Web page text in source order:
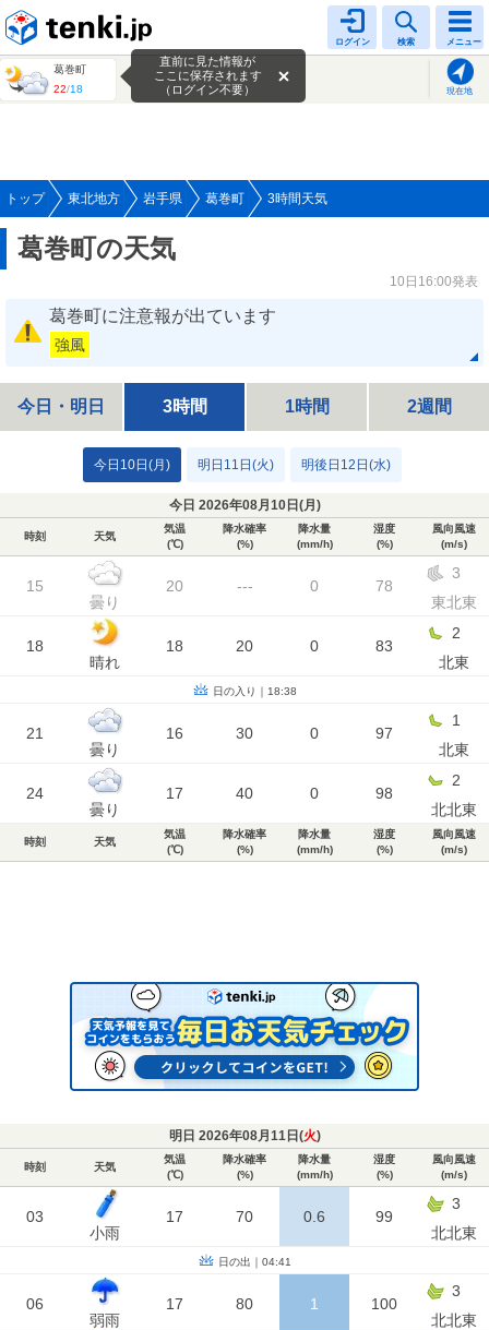
ログイン 検索 メニュー
葛巻町
22/18 現在地
直前に見た情報が
ここに保存されます
（ログイン不要）
トップ 東北地方 岩手県 葛巻町 3時間天気
葛巻町の天気
10日16:00発表
葛巻町に注意報が出ています
強風
今日・明日 3時間 1時間 2週間
今日10日(月) 明日11日(火) 明後日12日(水)
今日 2026年08月10日(月 )
時刻 天気
気温
(℃)
降水確率
(%)
降水量
(mm/h)
湿度
(%)
風向風速
(m/s)
15
曇り
20 --- 0 78
3
東北東
18
晴れ
18 20 0 83
2
北東
日の入り｜18:38
21
曇り
16 30 0 97
1
北東
24
曇り
17 40 0 98
2
北北東
時刻 天気
気温
(℃)
降水確率
(%)
降水量
(mm/h)
湿度
(%)
風向風速
(m/s)
明日 2026年08月11日(火)
時刻 天気
気温
(℃)
降水確率
(%)
降水量
(mm/h)
湿度
(%)
風向風速
(m/s)
03
小雨
17 70 0.6 99
3
北北東
日の出｜04:41
06
弱雨
17 80 1 100
3
北北東